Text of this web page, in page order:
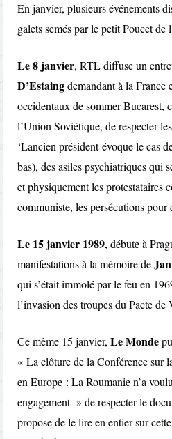
En janvier, plusieurs événements
galets semés par le petit Poucet de
Le 8 janvier, RTL diffuse un
D’Estaingdemandant à la France
occidentaux de sommer Bucarest,
l’Union Soviétique, de respecter
‘Lancien président évoque le cas
bas), des asiles psychiatriques qui
et physiquement les protestataires
communiste, les persécutions pour
Le 15 janvier 1989, débute à
manifestations à la mémoire de
qui s’était immolé par le feu en
l’invasion des troupes du Pacte de
Ce même 15 janvier,Le Monde
« La clôture de la Conférence sur
en Europe : La Roumanie n’a
engagement » de respecter le
propose de le lire en entier sur